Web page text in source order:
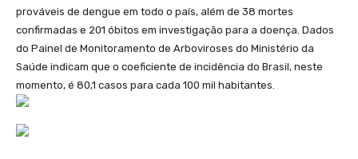
prováveis de dengue em todo o país, além de 38 mortes
confirmadas e 201 óbitos em investigação para a doença. Dados
do Painel de Monitoramento de Arboviroses do Ministério da
Saúde indicam que o coeficiente de incidência do Brasil, neste
momento, é 80,1 casos para cada 100 mil habitantes.